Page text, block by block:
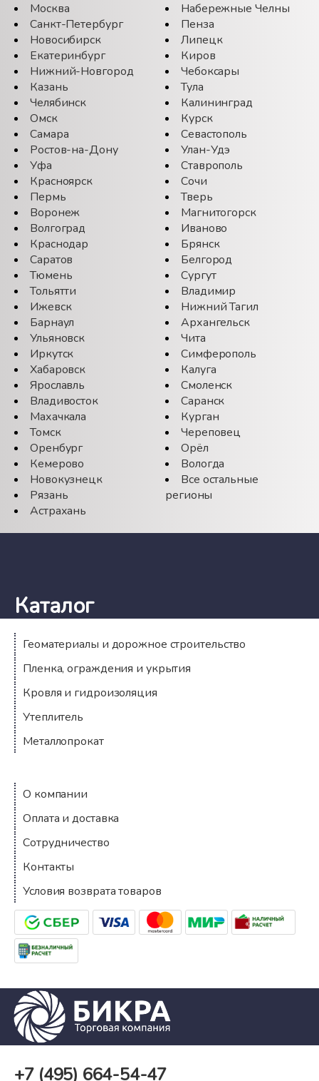
Москва
Санкт-Петербург
Новосибирск
Екатеринбург
Нижний-Новгород
Казань
Челябинск
Омск
Самара
Ростов-на-Дону
Уфа
Красноярск
Пермь
Воронеж
Волгоград
Краснодар
Саратов
Тюмень
Тольятти
Ижевск
Барнаул
Ульяновск
Иркутск
Хабаровск
Ярославль
Владивосток
Махачкала
Томск
Оренбург
Кемерово
Новокузнецк
Рязань
Астрахань
Набережные Челны
Пенза
Липецк
Киров
Чебоксары
Тула
Калининград
Курск
Севастополь
Улан-Удэ
Ставрополь
Сочи
Тверь
Магнитогорск
Иваново
Брянск
Белгород
Сургут
Владимир
Нижний Тагил
Архангельск
Чита
Симферополь
Калуга
Смоленск
Саранск
Курган
Череповец
Орёл
Вологда
Все остальные
регионы
Каталог
Геоматериалы и дорожное строительство
Пленка, ограждения и укрытия
Кровля и гидроизоляция
Утеплитель
Металлопрокат
Компания
О компании
Оплата и доставка
Сотрудничество
Контакты
Условия возврата товаров
+7 (495) 664-54-47